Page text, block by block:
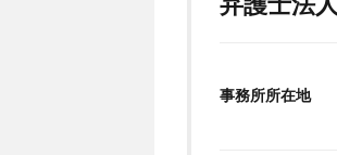
事務所所在地